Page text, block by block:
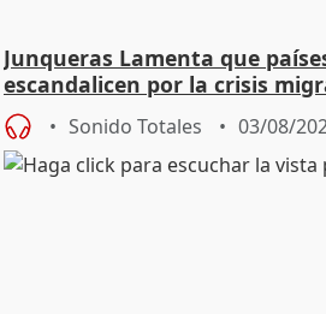
Junqueras Lamenta que
escandalicen por la crisis
Sonido Totales 03/08/